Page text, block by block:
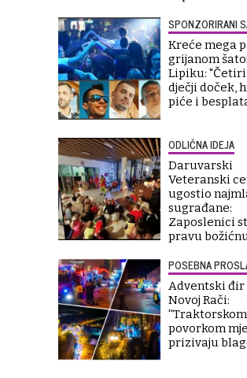
SPONZORIRANI
Kreće mega
grijanom
Lipiku: "Četiri
dječji doček,
piće i
ODLIČNA IDEJA
Daruvarski
Veteranski
ugostio
sugrađane:
Zaposlenici
pravu
POSEBNA
Adventski đir
Novoj Rači:
''Traktorskom
povorkom
prizivaju